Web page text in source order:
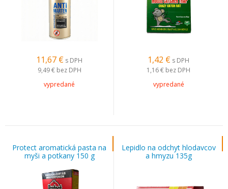
11,67 € s DPH
9,49 € bez DPH
vypredané
1,42 € s DPH
1,16 € bez DPH
vypredané
Protect aromatická pasta na
myši a potkany 150 g
Lepidlo na odchyt hlodavcov
a hmyzu 135g